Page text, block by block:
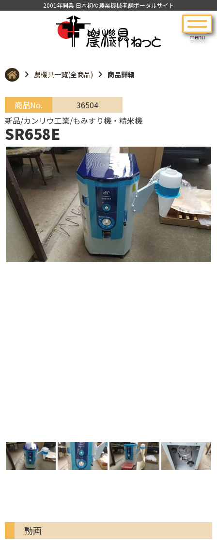
menu
2001年開業 日本初の農業機械老舗ポータルサイト
農機具一覧(全商品) 商品詳細
商品No.
36504
新品/カンリウ工業/もみすり機・精米機
SR658E
動画